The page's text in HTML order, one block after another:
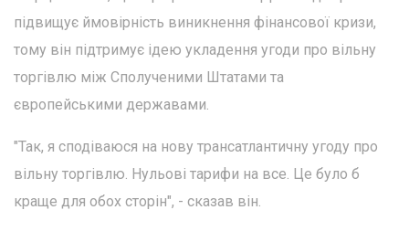
підвищує ймовірність виникнення фінансової кризи,
тому він підтримує ідею укладення угоди про вільну
торгівлю між Сполученими Штатами та
європейськими державами.
"Так, я сподіваюся на нову трансатлантичну угоду про
вільну торгівлю. Нульові тарифи на все. Це було б
краще для обох сторін", - сказав він.